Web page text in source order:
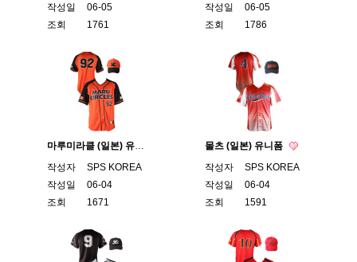
작성일
06-05
조회
1761
작성일
06-05
조회
1786
마루미라클 (일본) 유니폼
작성자
SPS KOREA
작성일
06-04
조회
1671
몰츠 (일본) 유니폼
작성자
SPS KOREA
작성일
06-04
조회
1591